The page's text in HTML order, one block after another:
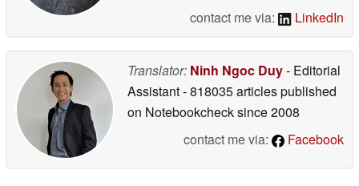
contact me via:
LinkedIn
Translator: Ninh Ngoc Duy- Editorial
Assistant- 818035 articles published
on Notebookchecksince 2008
contact me via:
Facebook